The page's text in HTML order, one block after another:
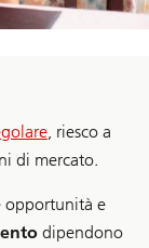
, riesco a
di mercato.
opportunità e
dipendono